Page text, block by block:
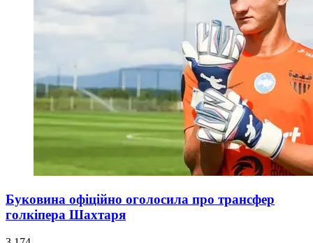
Буковина офіційно оголосила про трансфер
голкіпера Шахтаря